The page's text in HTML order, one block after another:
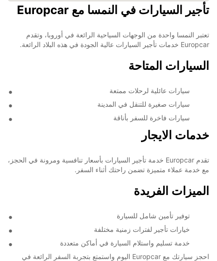
تأجير السيارات في النمسا مع Europcar
تعتبر النمسا واحدة من الوجهات السياحية الرائعة في أوروبا، وتقدم
Europcar خدمات تأجير السيارات عالية الجودة في هذه البلاد الرائعة.
السيارات المتاحة
سيارات عائلية لرحلات ممتعة
سيارات صغيرة للتنقل في المدينة
سيارات فاخرة للسفر بأناقة
خدمات الايجار
تقدم Europcar خدمة تأجير السيارات بأسعار تنافسية ومرونة في الحجز،
مع خدمة عملاء متميزة تضمن راحتك أثناء السفر.
الميزات الفريدة
توفير تأمين شامل للسيارة
خيارات تأجير لفترات زمنية مختلفة
خدمة تسليم واستلام السيارة في أماكن متعددة
احجز سيارتك مع Europcar اليوم واستمتع بتجربة السفر الرائعة في